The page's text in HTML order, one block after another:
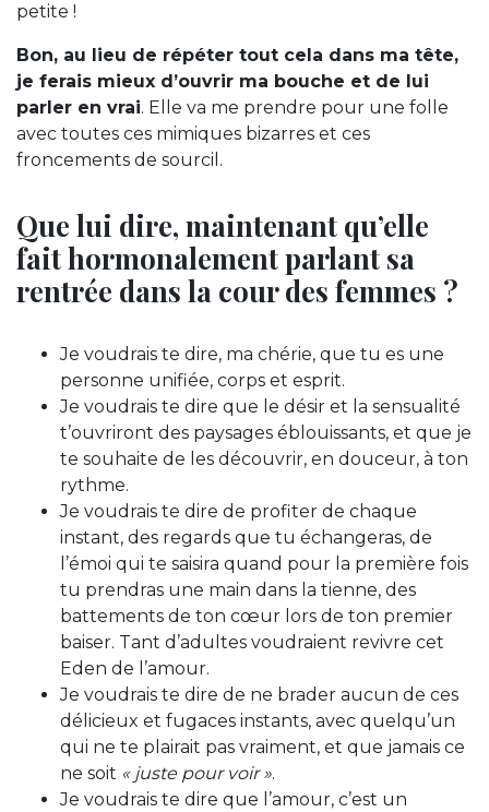
petite !
Bon, au lieu de répéter tout cela dans ma tête,
je ferais mieux d’ouvrir ma bouche et de lui
parler en vrai. Elle va me prendre pour une folle
avec toutes ces mimiques bizarres et ces
froncements de sourcil.
Que lui dire, maintenant qu’elle
fait hormonalement parlant sa
rentrée dans la cour des femmes ?
Je voudrais te dire, ma chérie, que tu es une
personne unifiée, corps et esprit.
Je voudrais te dire que le désir et la sensualité
t’ouvriront des paysages éblouissants, et que je
te souhaite de les découvrir, en douceur, à ton
rythme.
Je voudrais te dire de profiter de chaque
instant, des regards que tu échangeras, de
l’émoi qui te saisira quand pour la première fois
tu prendras une main dans la tienne, des
battements de ton cœur lors de ton premier
baiser. Tant d’adultes voudraient revivre cet
Eden de l’amour.
Je voudrais te dire de ne brader aucun de ces
délicieux et fugaces instants, avec quelqu’un
qui ne te plairait pas vraiment, et que jamais ce
ne soit « juste pour voir ».
Je voudrais te dire que l’amour, c’est un